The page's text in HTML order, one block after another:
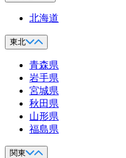
北海道
東北
青森県
岩手県
宮城県
秋田県
山形県
福島県
関東